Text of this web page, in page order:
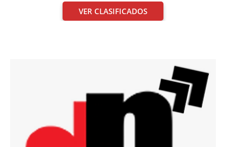
VER CLASIFICADOS